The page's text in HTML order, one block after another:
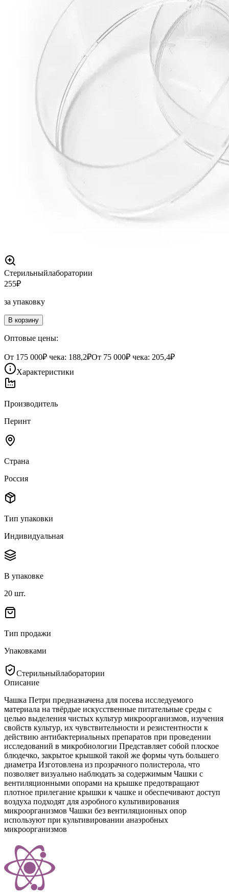
Стерильныйлаборатории
255₽
за упаковку
В корзину
Оптовые цены:
От 175 000₽ чека: 188,2₽От 75 000₽ чека: 205,4₽
Характеристики
Производитель
Перинт
Страна
Россия
Тип упаковки
Индивидуальная
В упаковке
20 шт.
Тип продажи
Упаковками
Стерильныйлаборатории
Описание
Чашка Петри предназначена для посева исследуемого
материала на твёрдые искусственные питательные среды с
целью выделения чистых культур микроорганизмов, изучения
свойств культур, их чувствительности и резистентности к
действию антибактериальных препаратов при проведении
исследований в микробиологии Представляет собой плоское
блюдечко, закрытое крышкой такой же формы чуть большего
диаметра Изготовлена из прозрачного полистерола, что
позволяет визуально наблюдать за содержимым Чашки с
вентиляционными опорами на крышке предотвращают
плотное прилегание крышки к чашке и обеспечивают доступ
воздуха подходят для аэробного культивирования
микроорганизмов Чашки без вентиляционных опор
используют при культивировании анаэробных
микроорганизмов